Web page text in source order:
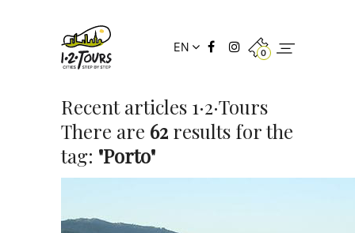
EN 0
Recent articles 1·2·Tours
There are 62results for the
tag: "Porto"